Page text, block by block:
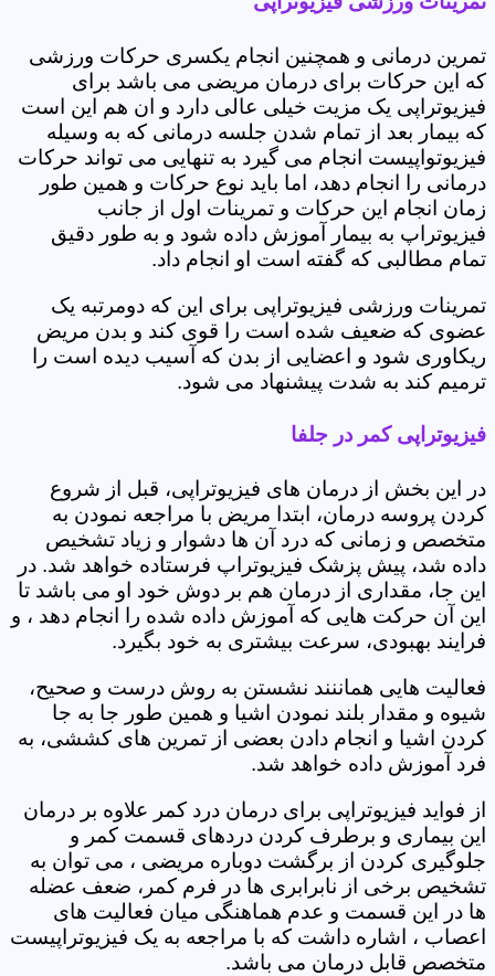
تمرین درمانی و همچنین انجام یکسری حرکات ورزشی
که این حرکات برای درمان مریضی می باشد برای
فیزیوتراپی یک مزیت خیلی عالی دارد و ان هم این است
که بیمار بعد از تمام شدن جلسه درمانی که به وسیله
فیزیوتواپیست انجام می گیرد به تنهایی می تواند حرکات
درمانی را انجام دهد، اما باید نوع حرکات و همین طور
زمان انجام این حرکات و تمرینات اول از جانب
فیزیوتراپ به بیمار آموزش داده شود و به طور دقیق
تمام مطالبی که گفته است او انجام داد.
تمرینات ورزشی فیزیوتراپی برای این که دومرتبه یک
عضوی که ضعیف شده است را قوی کند و بدن مریض
ریکاوری شود و اعضایی از بدن که آسیب دیده است را
ترمیم کند به شدت پیشنهاد می شود.
فیزیوتراپی کمر در جلفا
در این بخش از درمان های فیزیوتراپی، قبل از شروع
کردن پروسه درمان، ابتدا مریض با مراجعه نمودن به
متخصص و زمانی که درد آن ها دشوار و زیاد تشخیص
داده شد، پیش پزشک فیزیوتراپ فرستاده خواهد شد. در
این جا، مقداری از درمان هم بر دوش خود او می باشد تا
این آن حرکت هایی که آموزش داده شده را انجام دهد ، و
فرایند بهبودی، سرعت بیشتری به خود بگیرد.
فعالیت هایی هماننند نشستن به روش درست و صحیح،
شیوه و مقدار بلند نمودن اشیا و همین طور جا به جا
کردن اشیا و انجام دادن بعضی از تمرین های کششی، به
فرد آموزش داده خواهد شد.
از فواید فیزیوتراپی برای درمان درد کمر علاوه بر درمان
این بیماری و برطرف کردن دردهای قسمت کمر و
جلوگیری کردن از برگشت دوباره مریضی ، می توان به
تشخیص برخی از نابرابری ها در فرم کمر، ضعف عضله
ها در این قسمت و عدم هماهنگی میان فعالیت های
اعصاب ، اشاره داشت که با مراجعه به یک فیزیوتراپیست
متخصص قابل درمان می باشد.